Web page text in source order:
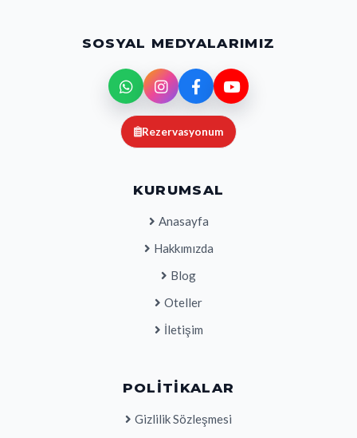
SOSYAL MEDYALARIMIZ
Rezervasyonum
KURUMSAL
Anasayfa
Hakkımızda
Blog
Oteller
İletişim
POLITIKALAR
Gizlilik Sözleşmesi